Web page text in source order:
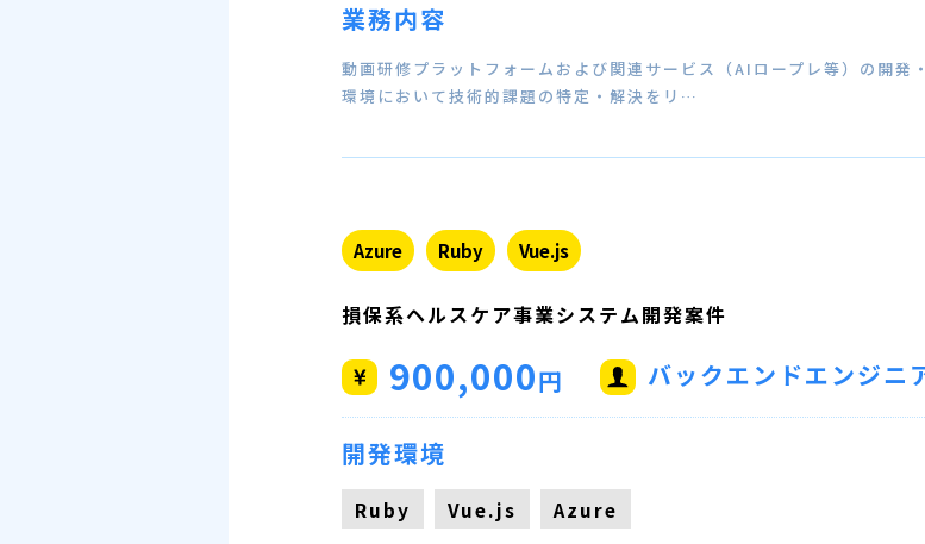
業務内容
動画研修プラットフォームおよび関連サービス（AIロープレ等）の開
環境において技術的課題の特定・解決をリ…
Azure Ruby Vue.js
損保系ヘルスケア事業システム開発案件
900,000円 バックエンドエンジニ
開発環境
Ruby Vue.js Azure